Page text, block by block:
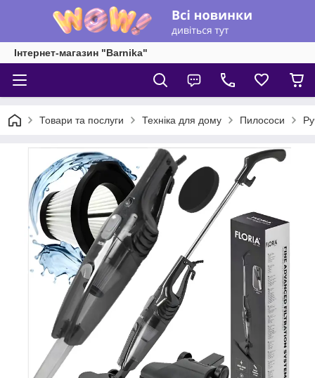
Інтернет-магазин "Barnika"
Товари та послуги Техніка для дому Пилососи